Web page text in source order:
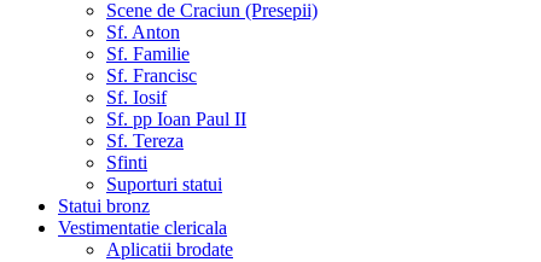
Scene de Craciun (Presepii)
Sf. Anton
Sf. Familie
Sf. Francisc
Sf. Iosif
Sf. pp Ioan Paul II
Sf. Tereza
Sfinti
Suporturi statui
Statui bronz
Vestimentatie clericala
Aplicatii brodate